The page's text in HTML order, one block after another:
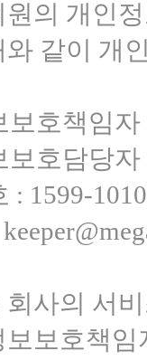
원의 개인
와 같이 개
보호책임
보호담당
: 1599-1010
회사의 서
보보호책